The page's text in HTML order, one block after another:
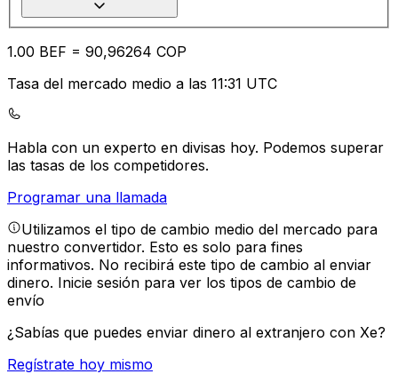
1.00 BEF = 90,96264 COP
Tasa del mercado medio a las 11:31 UTC
Habla con un experto en divisas hoy. Podemos superar
las tasas de los competidores.
Programar una llamada
Utilizamos el tipo de cambio medio del mercado para
nuestro convertidor. Esto es solo para fines
informativos. No recibirá este tipo de cambio al enviar
dinero. Inicie sesión para ver los tipos de cambio de
envío
¿Sabías que puedes enviar dinero al extranjero con Xe?
Regístrate hoy mismo